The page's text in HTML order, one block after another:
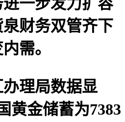
财务双管齐下
需。
理局数据显
黄金储蓄为7383